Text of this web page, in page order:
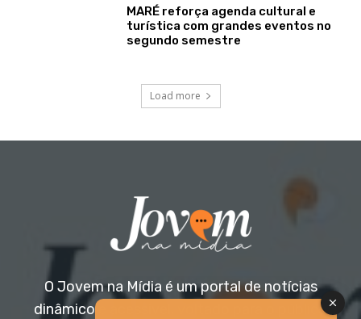
MARÉ reforça agenda cultural e
turística com grandes eventos no
segundo semestre
Load more
O Jovem na Mídia é um portal de notícias
dinâmico e acessível, voltado para o público